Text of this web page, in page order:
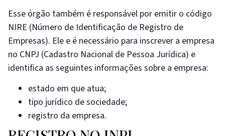
Esse órgão também é responsável por emitir o código
NIRE (Número de Identificação de Registro de
Empresas). Ele e é necessário para inscrever a empresa
no CNPJ (Cadastro Nacional de Pessoa Jurídica) e
identifica as seguintes informações sobre a empresa:
estado em que atua;
tipo jurídico de sociedade;
registro da empresa.